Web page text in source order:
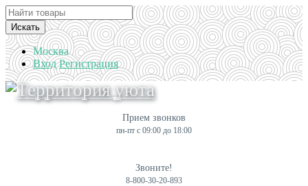
Искать
Москва
Вход Регистрация
Прием звонков
пн-пт с 09:00 до 18:00
Звоните!
8-800-30-20-893